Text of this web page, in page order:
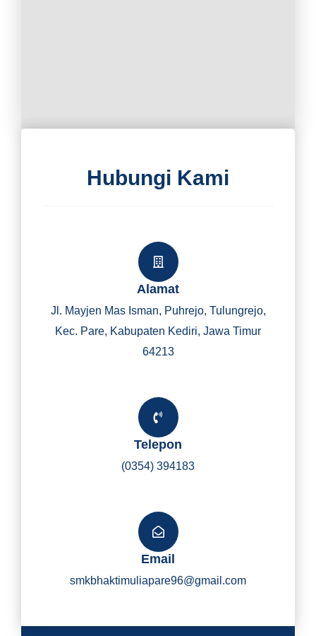
Y
I
Hubungi Kami
Alamat
Jl. Mayjen Mas Isman, Puhrejo, Tulungrejo,
Kec. Pare, Kabupaten Kediri, Jawa Timur
64213
Telepon
(0354) 394183
Email
smkbhaktimuliapare96@gmail.com